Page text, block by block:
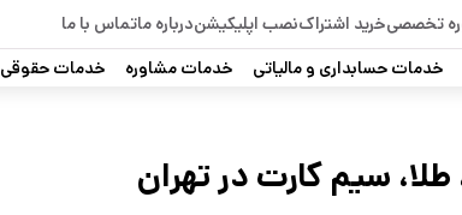
تخصصیخرید اشتراکنصب اپلیکیشندرباره ماتماس با ما
خدمات حسابداری و مالیاتی خدمات مشاوره خدمات حقوقی
سیم کارت در تهران